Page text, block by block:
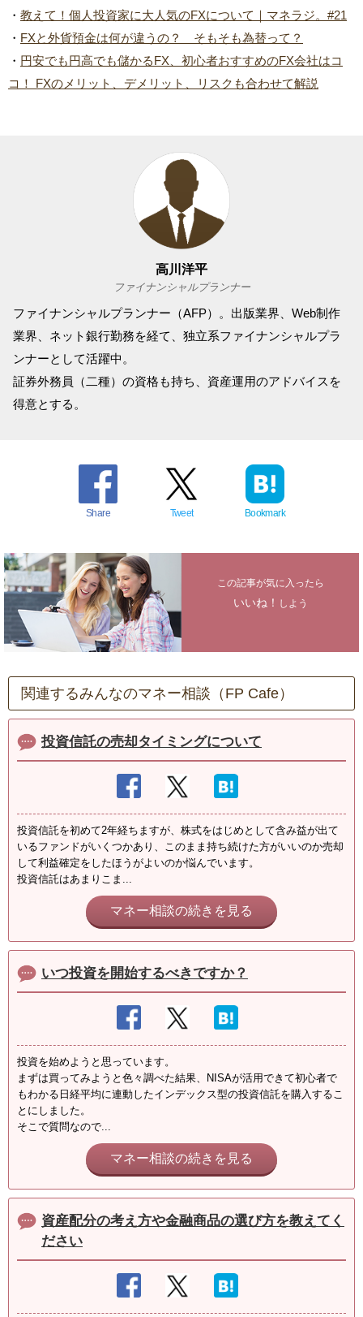
・ 教えて！個人投資家に大人気のFXについて｜マネラジ。#21
・ FXと外貨預金は何が違うの？ そもそも為替って？
・ 円安でも円高でも儲かるFX、初心者おすすめのFX会社はコ
コ！ FXのメリット、デメリット、リスクも合わせて解説
高川洋平
ファイナンシャルプランナー
ファイナンシャルプランナー（AFP）。出版業界、Web制作
業界、ネット銀行勤務を経て、独立系ファイナンシャルプラ
ンナーとして活躍中。
証券外務員（二種）の資格も持ち、資産運用のアドバイスを
得意とする。
Share Tweet Bookmark
この記事が気に入ったら
いいね！ しよう
関連するみんなのマネー相談（FP Cafe）
投資信託の売却タイミングについて
投資信託を初めて2年経ちますが、株式をはじめとして含み益が出て
いるファンドがいくつかあり、このまま持ち続けた方がいいのか売却
して利益確定をしたほうがよいのか悩んでいます。
投資信託はあまりこま...
マネー相談の続きを見る
いつ投資を開始するべきですか？
投資を始めようと思っています。
まずは買ってみようと色々調べた結果、NISAが活用できて初心者で
もわかる日経平均に連動したインデックス型の投資信託を購入するこ
とにしました。
そこで質問なので...
マネー相談の続きを見る
資産配分の考え方や金融商品の選び方を教えてく
ださい